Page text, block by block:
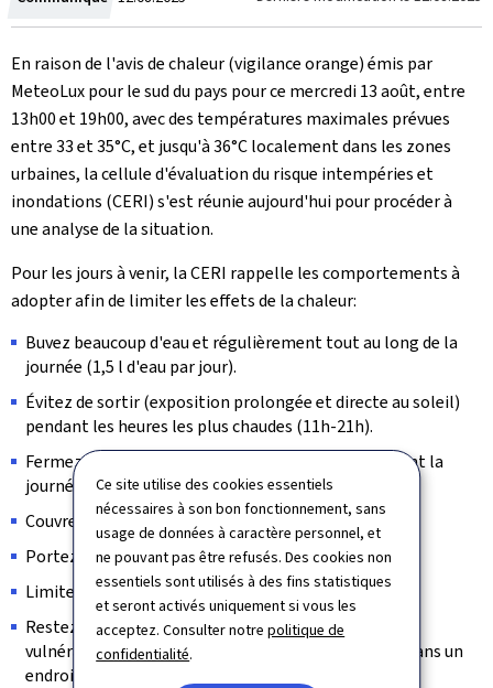
Ce site utilise des cookies essentiels
nécessaires à son bon fonctionnement, sans
usage de données à caractère personnel, et
ne pouvant pas être refusés. Des cookies non
essentiels sont utilisés à des fins statistiques
et seront activés uniquement si vous les
acceptez. Consulter notrepolitique de
confidentialité.
le
En raison de l'avis de chaleur (vigilance orange) émis par
MeteoLux pour le sud du pays pour ce mercredi 13 août, entre
13h00 et 19h00, avec des températures maximales prévues
entre 33 et 35°C, et jusqu'à 36°C localement dans les zones
urbaines, la cellule d'évaluation du risque intempéries et
inondations (CERI) s'est réunie aujourd'hui pour procéder à
une analyse de la situation.
Pour les jours à venir, la CERI rappelle les comportements à
adopter afin de limiter les effets de la chaleur:
Buvez beaucoup d'eau et régulièrement tout au long de la
journée (1,5 l d'eau par jour).
Évitez de sortir (exposition prolongée et directe au soleil)
pendant les heures les plus chaudes (11h-21h).
Fermez les volets, les rideaux et les fenêtres pendant la
journée et aérez la nuit.
Couvrez-vous la tête si vous sortez.
Portez des vêtements légers.
Limitez les activités physiques.
Restez en contact avec les personnes sensibles et
vulnérables de votre entourage. Accompagnez-les dans un
endroit frais.